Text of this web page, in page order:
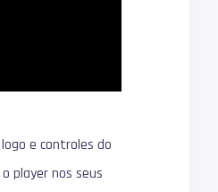
e controles do
player nos seus